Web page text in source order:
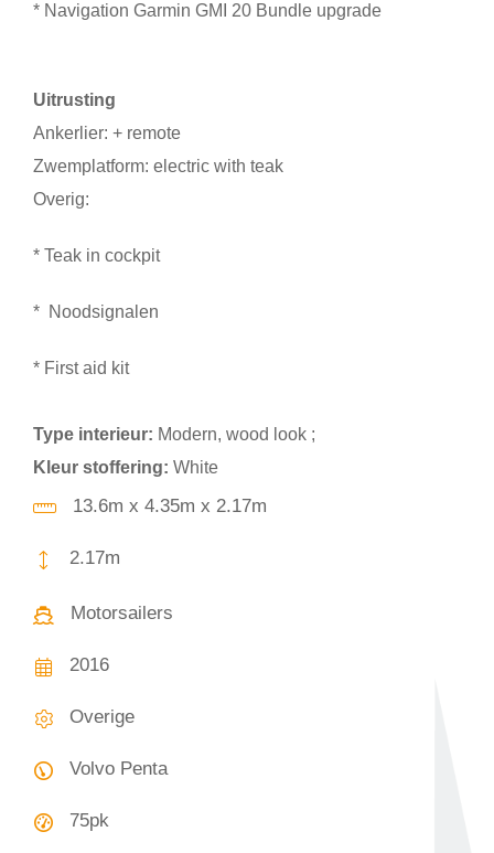
* Navigation Garmin GMI 20 Bundle upgrade
Uitrusting
Ankerlier: + remote
Zwemplatform: electric with teak
Overig:
* Teak in cockpit
* Noodsignalen
* First aid kit
Type interieur: Modern, wood look ;
Kleur stoffering: White
13.6m x 4.35m x 2.17m
2.17m
Motorsailers
2016
Overige
Volvo Penta
75pk